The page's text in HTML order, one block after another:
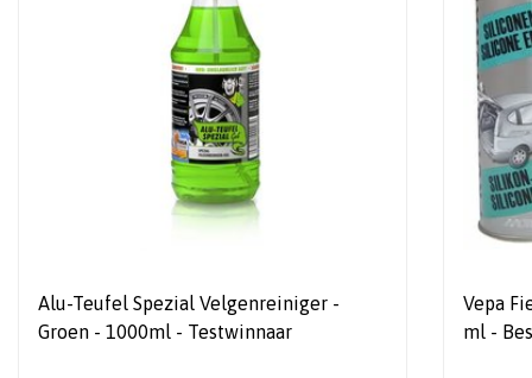
Alu-Teufel Spezial Velgenreiniger -
Groen - 1000ml - Testwinnaar
Vepa
ml -